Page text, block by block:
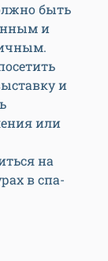
быть
и
и
или
на
в спа-